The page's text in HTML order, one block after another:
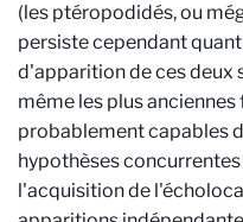
(les ptéropodidés, ou
persiste cependant
d'apparition de ces deux
même les plus
probablement capables
hypothèses
l'acquisition de